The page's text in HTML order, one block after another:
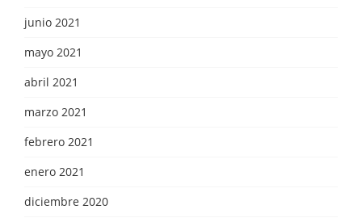
junio 2021
mayo 2021
abril 2021
marzo 2021
febrero 2021
enero 2021
diciembre 2020